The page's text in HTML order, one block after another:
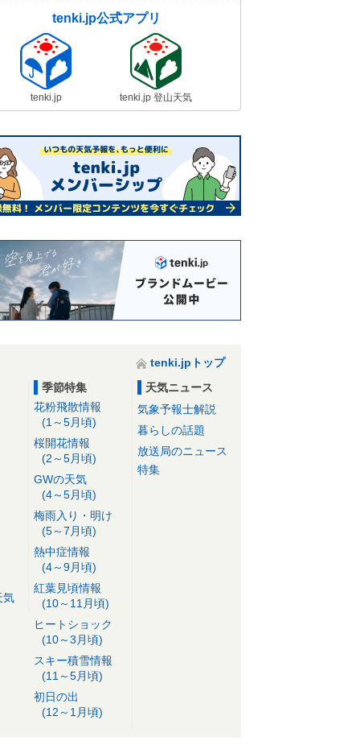
tenki.jp公式アプリ
tenki.jp tenki.jp 登山天気
tenki.jpトップ
気
季節特集
花粉飛散情報
(1～5月頃)
桜開花情報
(2～5月頃)
GWの天気
(4～5月頃)
梅雨入り・明け
(5～7月頃)
熱中症情報
(4～9月頃)
紅葉見頃情報
(10～11月頃)
ヒートショック
(10～3月頃)
スキー積雪情報
(11～5月頃)
初日の出
(12～1月頃)
天気ニュース
気象予報士解説
暮らしの話題
放送局のニュース
特集